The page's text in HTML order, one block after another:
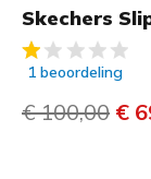
Skechers
4,2 van de 5
1 beoordeling
Prijs
€ 100,00 €